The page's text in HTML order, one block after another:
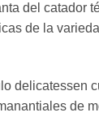
del
de la
de